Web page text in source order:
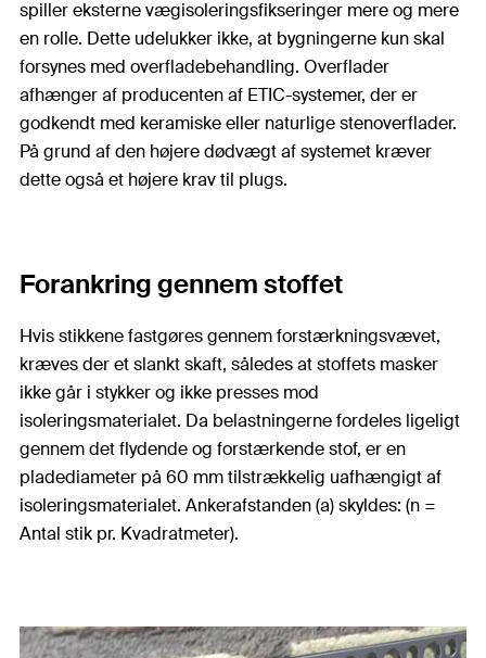
spiller eksterne vægisoleringsfikseringer mere og mere
en rolle. Dette udelukker ikke, at bygningerne kun skal
forsynes med overfladebehandling. Overflader
afhænger af producenten af ETIC-systemer, der er
godkendt med keramiske eller naturlige stenoverflader.
På grund af den højere dødvægt af systemet kræver
dette også et højere krav til plugs.
Forankring gennem stoffet
Hvis stikkene fastgøres gennem forstærkningsvævet,
kræves der et slankt skaft, således at stoffets masker
ikke går i stykker og ikke presses mod
isoleringsmaterialet. Da belastningerne fordeles ligeligt
gennem det flydende og forstærkende stof, er en
pladediameter på 60 mm tilstrækkelig uafhængigt af
isoleringsmaterialet. Ankerafstanden (a) skyldes: (n =
Antal stik pr. Kvadratmeter).